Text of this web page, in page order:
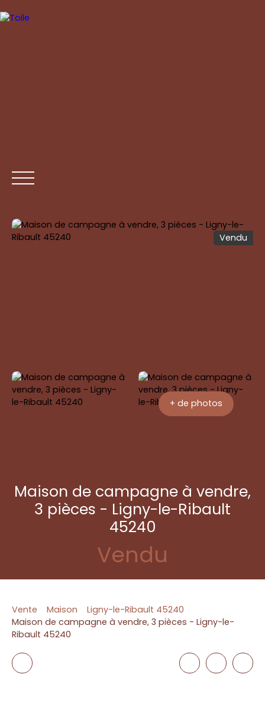
Vendu
+ de photos
Maison de campagne à vendre,
3 pièces - Ligny-le-Ribault
45240
Vendu
Vente Maison
Ligny-le-Ribault 45240
Maison de campagne à vendre, 3 pièces - Ligny-le-
Ribault 45240